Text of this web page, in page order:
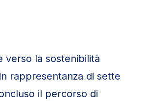
verso la sostenibilità
rappresentanza di sette
il percorso di